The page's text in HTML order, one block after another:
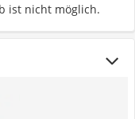
ist nicht möglich.